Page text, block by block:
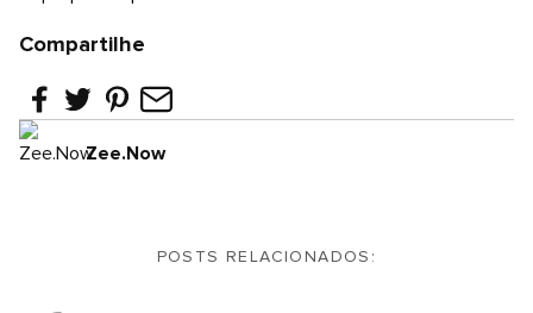
Compartilhe
Zee.Now
POSTS RELACIONADOS: